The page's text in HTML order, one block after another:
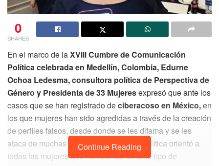
0
SHARES
En el marco de laXVlll Cumbre de Comunicación
Política celebrada en Medellín, Colombia, Edurne
Ochoa Ledesma, consultora política de Perspectiva de
Género y Presidenta de 33 Mujeresexpresó que ante los
casos que se han registrado deciberacoso en México,en
los que mujeres han sido agredidas a través de la creación
de perfiles falsos, desde donde se les difama y se les
ataca de muchas formas; la consultora política orientó a
todas las mujeres que han sufrido de este tipo de
Continue Reading